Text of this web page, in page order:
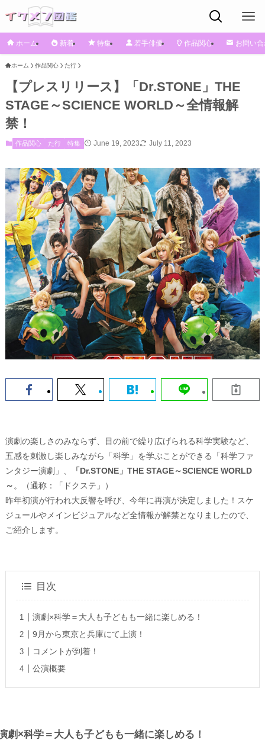
ホーム 新着 特集 若手俳優 作品関心 お問い
ホーム 作品関心 た行
【プレスリリース】「Dr.STONE」THE
STAGE～SCIENCE WORLD～全情報解
禁！
作品関心 た行 特集 June 19, 2023 July 11, 2023
演劇の楽しさのみならず、目の前で繰り広げられる科学実験など、
五感を刺激し楽しみながら「科学」を学ぶことができる「科学ファ
ンタジー演劇」、
「Dr.STONE」THE STAGE～SCIENCE WORLD
～。（通称：「ドクステ」）
昨年初演が行われ大反響を呼び、今年に再演が決定しました！スケ
ジュールやメインビジュアルなど全情報が解禁となりましたので、
ご紹介します。
目次
演劇×科学＝大人も子どもも一緒に楽しめる！
9月から東京と兵庫にて上演！
コメントが到着！
公演概要
劇×科学＝大人も子どもも一緒に楽しめる！